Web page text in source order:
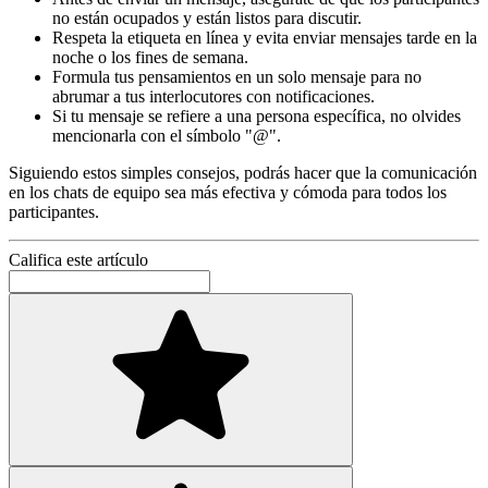
no están ocupados y están listos para discutir.
Respeta la etiqueta en línea y evita enviar mensajes tarde en la
noche o los fines de semana.
Formula tus pensamientos en un solo mensaje para no
abrumar a tus interlocutores con notificaciones.
Si tu mensaje se refiere a una persona específica, no olvides
mencionarla con el símbolo "@".
Siguiendo estos simples consejos, podrás hacer que la comunicación
en los chats de equipo sea más efectiva y cómoda para todos los
participantes.
Califica este artículo